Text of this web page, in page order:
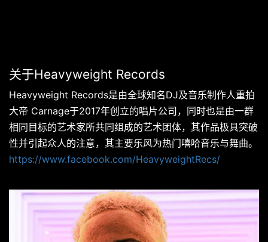
关于Heavyweight Records
Heavyweight Records是由全球知名DJ及音乐制作人重拍
大帝 Carnage于2017年创立的唱片公司，同时也是由一群
相同目标的艺术家所共同组成的艺术团体，其作品极具突破
性并引起众人的注意，其主要乐风为热门嘻哈音乐与舞曲。
https://www.facebook.com/HeavyweightRecs/